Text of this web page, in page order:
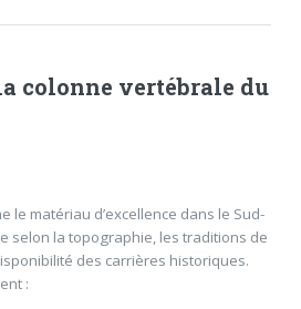
colonne vertébrale du
le matériau d’excellence dans le Sud-
selon la topographie, les traditions de
des carrières historiques.
: